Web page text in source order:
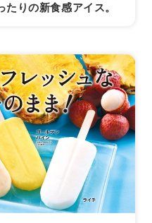
りの新食感アイス。